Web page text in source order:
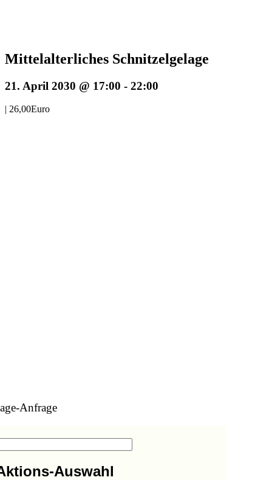
Mittelalterliches Schnitzelgelage
21. April 2030 @ 17:00 - 22:00
| 26,00Euro
Anfrage
Auswahl